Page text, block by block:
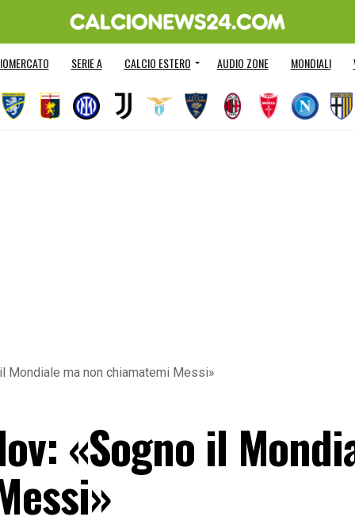
SERIE A CALCIO ESTERO AUDIO ZONE MONDIALI
Mondiale ma non chiamatemi Messi»
«Sogno il